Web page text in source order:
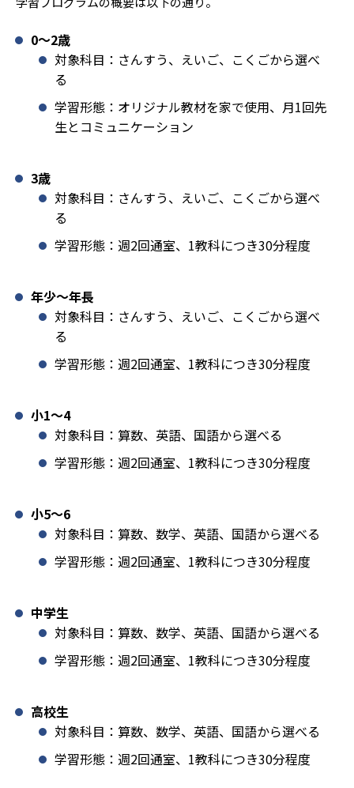
0〜2歳
対象科目：さんすう、えいご、こくごから選べ
る
学習形態：オリジナル教材を家で使用、月1回先
生とコミュニケーション
3歳
対象科目：さんすう、えいご、こくごから選べ
る
学習形態：週2回通室、1教科につき30分程度
年少〜年長
対象科目：さんすう、えいご、こくごから選べ
る
学習形態：週2回通室、1教科につき30分程度
小1️〜4
対象科目：算数、英語、国語から選べる
学習形態：週2回通室、1教科につき30分程度
小5〜6
対象科目：算数、数学、英語、国語から選べる
学習形態：週2回通室、1教科につき30分程度
中学生
対象科目：算数、数学、英語、国語から選べる
学習形態：週2回通室、1教科につき30分程度
高校生
対象科目：算数、数学、英語、国語から選べる
学習形態：週2回通室、1教科につき30分程度